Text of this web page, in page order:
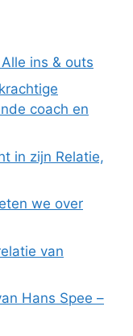
ins & outs
coach en
in zijn Relatie,
we over
van
Hans Spee –